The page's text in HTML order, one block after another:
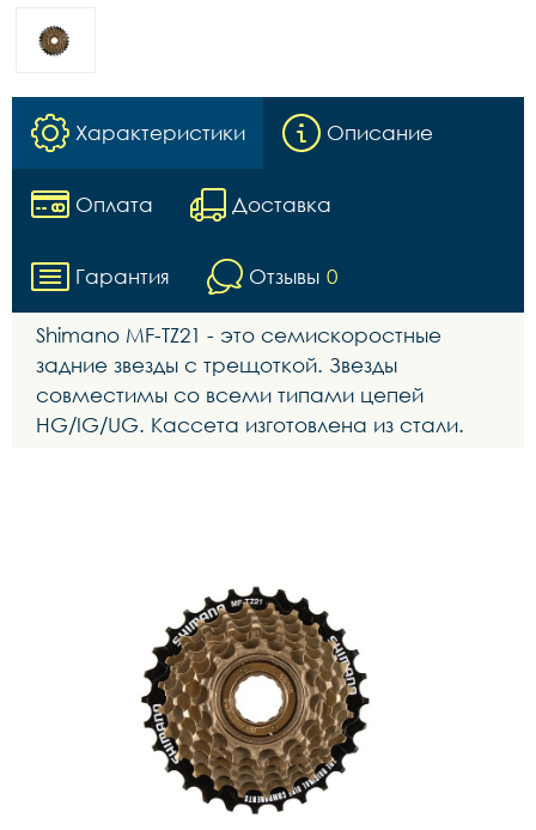
Характеристики Описание
Оплата Доставка
Гарантия Отзывы 0
Shimano MF-TZ21 - это семискоростные
задние звезды с трещоткой. Звезды
совместимы со всеми типами цепей
HG/IG/UG. Кассета изготовлена из стали.